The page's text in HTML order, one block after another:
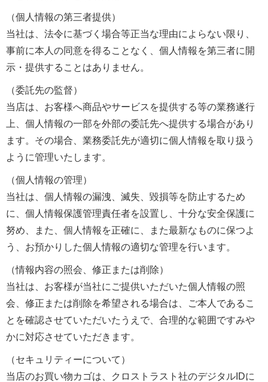
（個人情報の第三者提供）
当社は、法令に基づく場合等正当な理由によらない限り、
事前に本人の同意を得ることなく、個人情報を第三者に開
示・提供することはありません。
（委託先の監督）
当店は、お客様へ商品やサービスを提供する等の業務遂行
上、個人情報の一部を外部の委託先へ提供する場合があり
ます。その場合、業務委託先が適切に個人情報を取り扱う
ように管理いたします。
（個人情報の管理）
当社は、個人情報の漏洩、滅失、毀損等を防止するため
に、個人情報保護管理責任者を設置し、十分な安全保護に
努め、また、個人情報を正確に、また最新なものに保つよ
う、お預かりした個人情報の適切な管理を行います。
（情報内容の照会、修正または削除）
当社は、お客様が当社にご提供いただいた個人情報の照
会、修正または削除を希望される場合は、ご本人であるこ
とを確認させていただいたうえで、合理的な範囲ですみや
かに対応させていただきます。
（セキュリティーについて）
当店のお買い物カゴは、クロストラスト社のデジタルIDに